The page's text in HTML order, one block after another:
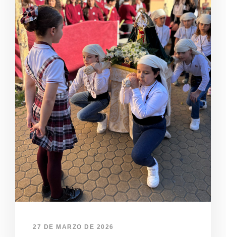
27 DE MARZO DE 2026